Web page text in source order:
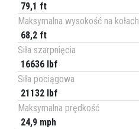
79,1 ft
Maksymalna wysokość na kołach
68,2 ft
Siła szarpnięcia
16636 lbf
Siła pociągowa
21132 lbf
Maksymalna prędkość
24,9 mph